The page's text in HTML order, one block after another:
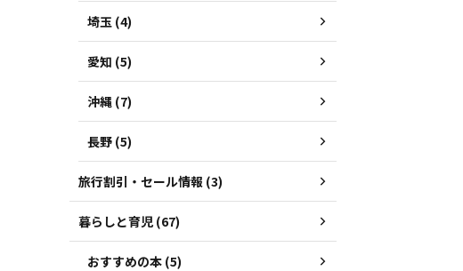
埼玉 (4)
愛知 (5)
沖縄 (7)
長野 (5)
旅行割引・セール情報 (3)
暮らしと育児 (67)
おすすめの本 (5)